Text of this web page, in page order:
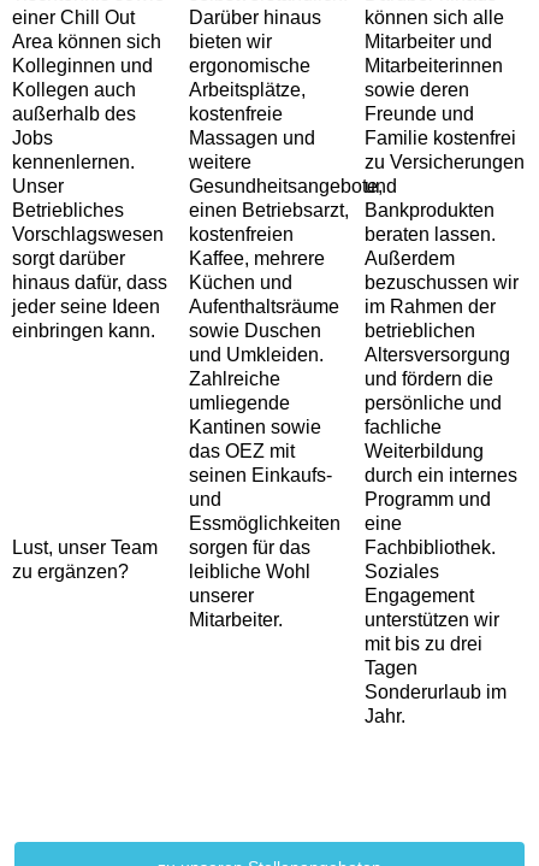
einer Chill Out
Area können sich
Kolleginnen und
Kollegen auch
außerhalb des
Jobs
kennenlernen.
Unser
Betriebliches
Vorschlagswesen
sorgt darüber
hinaus dafür, dass
jeder seine Ideen
einbringen kann.
Lust, unser Team
zu ergänzen?
Darüber hinaus
bieten wir
ergonomische
Arbeitsplätze,
kostenfreie
Massagen und
weitere
Gesundheitsangebote,
einen Betriebsarzt,
kostenfreien
Kaffee, mehrere
Küchen und
Aufenthaltsräume
sowie Duschen
und Umkleiden.
Zahlreiche
umliegende
Kantinen sowie
das OEZ mit
seinen Einkaufs-
und
Essmöglichkeiten
sorgen für das
leibliche Wohl
unserer
Mitarbeiter.
können sich alle
Mitarbeiter und
Mitarbeiterinnen
sowie deren
Freunde und
Familie kostenfrei
zu Versicherungen
und
Bankprodukten
beraten lassen.
Außerdem
bezuschussen wir
im Rahmen der
betrieblichen
Altersversorgung
und fördern die
persönliche und
fachliche
Weiterbildung
durch ein internes
Programm und
eine
Fachbibliothek.
Soziales
Engagement
unterstützen wir
mit bis zu drei
Tagen
Sonderurlaub im
Jahr.